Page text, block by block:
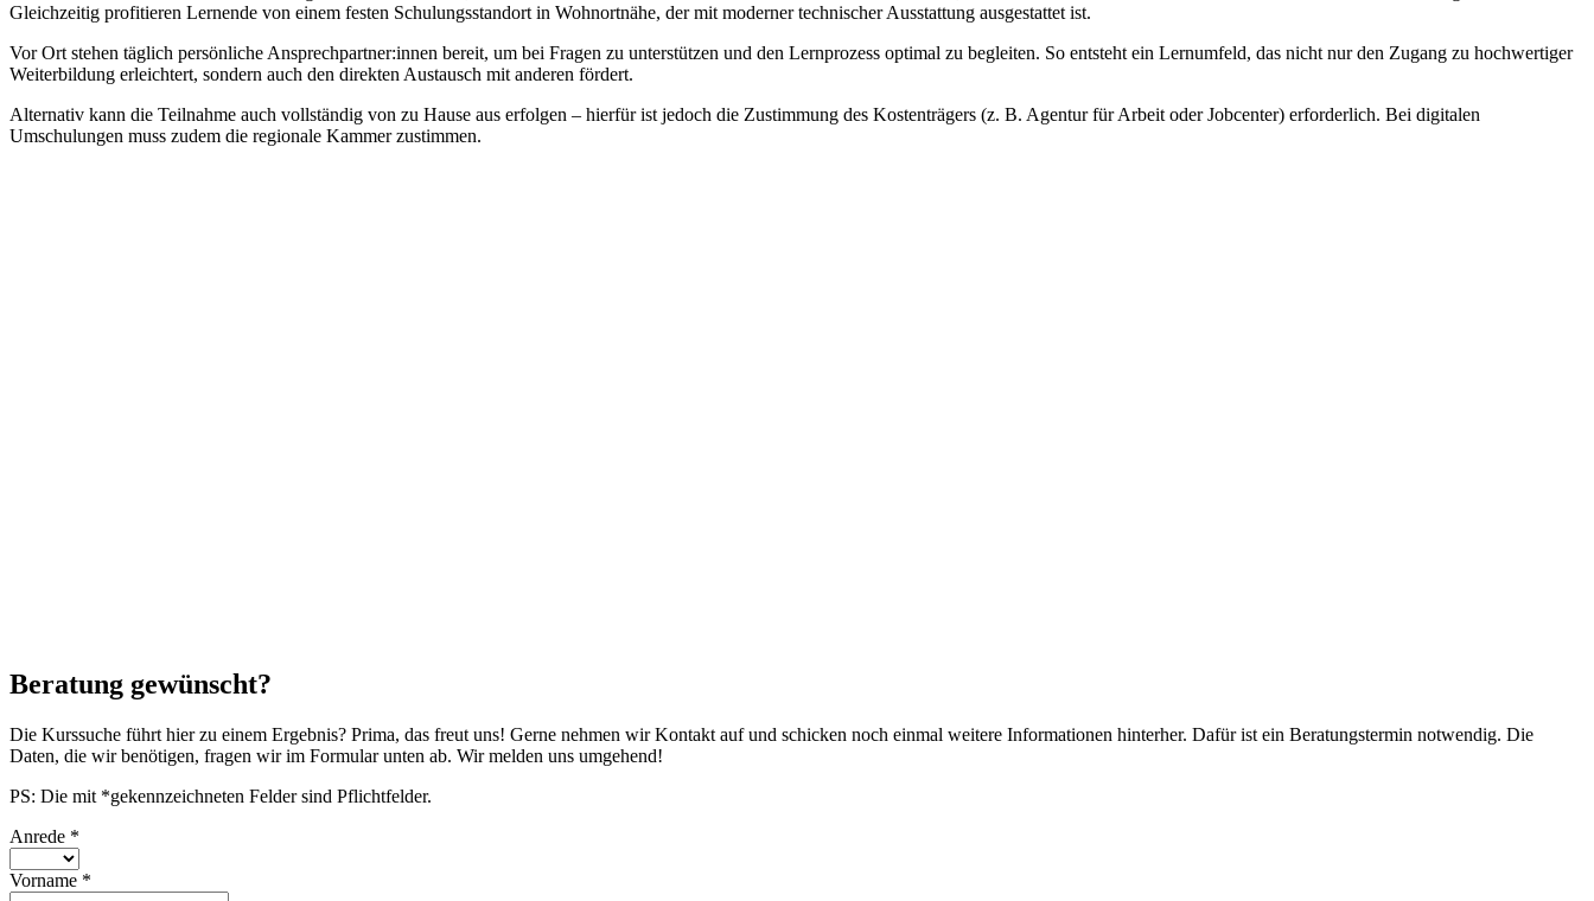
Gleichzeitig profitieren Lernende von einem festen Schulungsstandort in Wohnortnähe, der mit moderner technischer Ausstattung ausgestattet ist.
Vor Ort stehen täglich persönliche Ansprechpartner:innen bereit, um bei Fragen zu unterstützen und den Lernprozess optimal zu begleiten. So entsteht ein Lernumfeld, das nicht nur den Zugang zu hochwertiger
Weiterbildung erleichtert, sondern auch den direkten Austausch mit anderen fördert.
Alternativ kann die Teilnahme auch vollständig von zu Hause aus erfolgen – hierfür ist jedoch die Zustimmung des Kostenträgers (z. B. Agentur für Arbeit oder Jobcenter) erforderlich. Bei digitalen
Umschulungen muss zudem die regionale Kammer zustimmen.
Beratung gewünscht?
Die Kurssuche führt hier zu einem Ergebnis? Prima, das freut uns! Gerne nehmen wir Kontakt auf und schicken noch einmal weitere Informationen hinterher. Dafür ist ein Beratungstermin notwendig. Die
Daten, die wir benötigen, fragen wir im Formular unten ab. Wir melden uns umgehend!
PS: Die mit *gekennzeichneten Felder sind Pflichtfelder.
Anrede *
Vorname *